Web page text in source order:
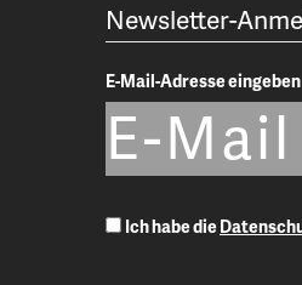
Newsletter-
E-Mail-Adresse eingeben
Ich habe die